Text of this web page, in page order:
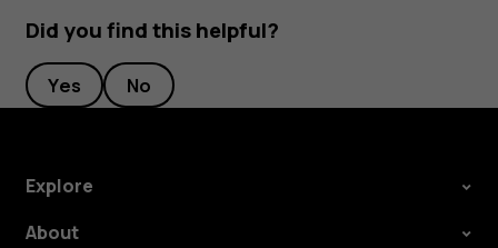
Did you find this helpful?
Yes No
Explore
About